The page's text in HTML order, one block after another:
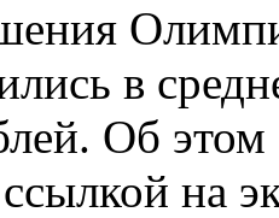
в
Об
ссылкой на